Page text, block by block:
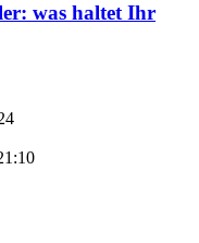
was haltet Ihr